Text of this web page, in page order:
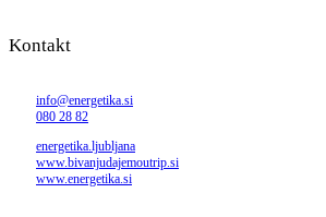
Kontakt
info@energetika.si
080 28 82
energetika.ljubljana
www.bivanjudajemoutrip.si
www.energetika.si